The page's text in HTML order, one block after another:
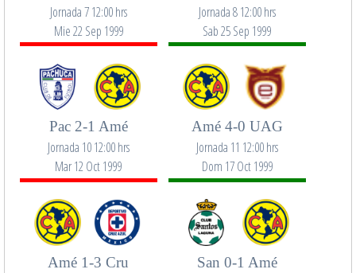
Jornada 7 12:00 hrs
Mie 22 Sep 1999
Jornada 8 12:00 hrs
Sab 25 Sep 1999
Pac 2-1 Amé
Jornada 10 12:00 hrs
Mar 12 Oct 1999
Amé 4-0 UAG
Jornada 11 12:00 hrs
Dom 17 Oct 1999
Amé 1-3 Cru San 0-1 Amé